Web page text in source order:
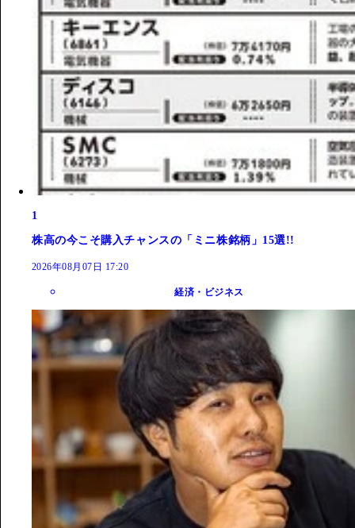
1
株高の今こそ購入チャンスの「ミニ株銘柄」15選!!
2026年08月07日 17:20
経済・ビジネス